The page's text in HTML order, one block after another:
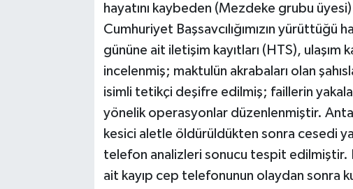
hayatını kaybeden (Mezdeke grubu
Cumhuriyet Başsavcılığımızın yürüttüğü
gününe ait iletişim kayıtları (HTS),
incelenmiş; maktulün akrabaları olan
isimli tetikçi deşifre edilmiş; faillerin
yönelik operasyonlar düzenlenmiştir.
kesici aletle öldürüldükten sonra cesedi
telefon analizleri sonucu tespit edilmiştir.
ait kayıp cep telefonunun olaydan sonra